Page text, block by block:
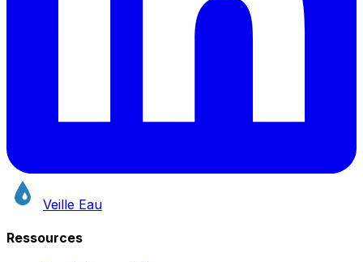
Veille Eau
Ressources